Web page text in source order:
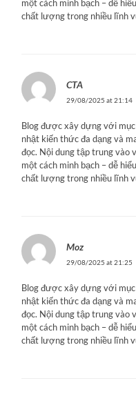
một cách minh bạch – dễ
chất lượng trong nhiều lĩnh
CTA
29/08/2025 at 21:14
Blog được xây dựng với
nhật kiến thức đa dạng và
đọc. Nội dung tập trung vào
một cách minh bạch – dễ
chất lượng trong nhiều lĩnh
Moz
29/08/2025 at 21:25
Blog được xây dựng với
nhật kiến thức đa dạng và
đọc. Nội dung tập trung vào
một cách minh bạch – dễ
chất lượng trong nhiều lĩnh